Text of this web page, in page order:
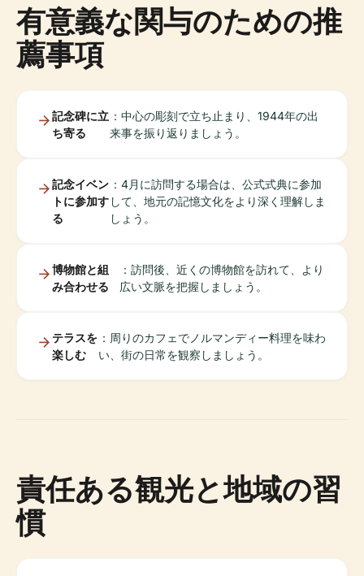
有意義な関与のための推
薦事項
記念碑に立
ち寄る
：中心の彫刻で立ち止まり、1944年の出
来事を振り返りましょう。
記念イベン
トに参加す
る
：4月に訪問する場合は、公式式典に参加
して、地元の記憶文化をより深く理解しま
しょう。
博物館と組
み合わせる
：訪問後、近くの博物館を訪れて、より
広い文脈を把握しましょう。
テラスを
楽しむ
：周りのカフェでノルマンディー料理を味わ
い、街の日常を観察しましょう。
責任ある観光と地域の習
慣